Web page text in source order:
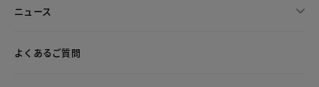
ニュース
よくあるご質問